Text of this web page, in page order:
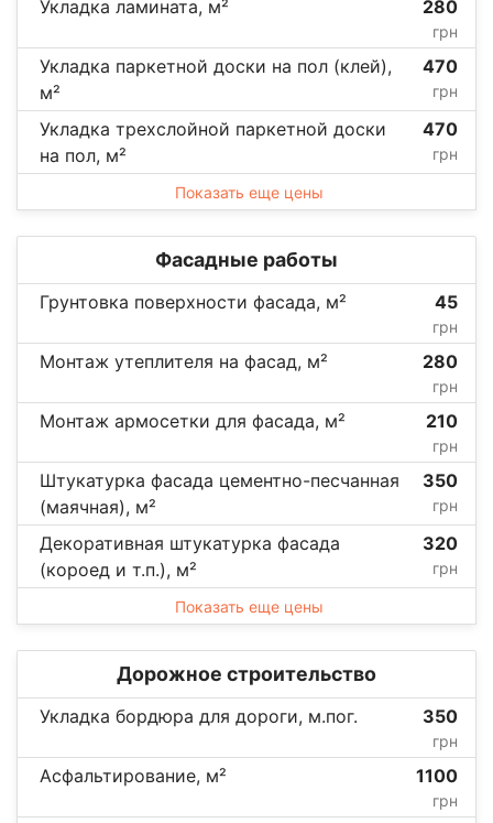
Укладка ламината, м² 280
грн
Укладка паркетной доски на пол (клей),
м²
470
грн
Укладка трехслойной паркетной доски
на пол, м²
470
грн
Показать еще цены
Фасадные работы
Грунтовка поверхности фасада, м² 45
грн
Монтаж утеплителя на фасад, м² 280
грн
Монтаж армосетки для фасада, м² 210
грн
Штукатурка фасада цементно-песчанная
(маячная), м²
350
грн
Декоративная штукатурка фасада
(короед и т.п.), м²
320
грн
Показать еще цены
Дорожное строительство
Укладка бордюра для дороги, м.пог. 350
грн
Асфальтирование, м² 1100
грн